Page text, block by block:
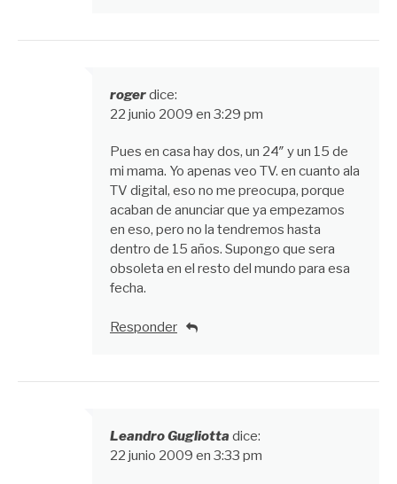
rogerdice:
22 junio 2009 en 3:29 pm
Pues en casa hay dos, un 24″ y un 15 de
mi mama. Yo apenas veo TV. en cuanto ala
TV digital, eso no me preocupa, porque
acaban de anunciar que ya empezamos
en eso, pero no la tendremos hasta
dentro de 15 años. Supongo que sera
obsoleta en el resto del mundo para esa
fecha.
Responder
Leandro Gugliotta dice:
22 junio 2009 en 3:33 pm